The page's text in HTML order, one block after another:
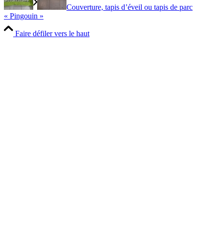
Couverture, tapis d’éveil ou tapis de parc
« Pingouin »
Faire défiler vers le haut